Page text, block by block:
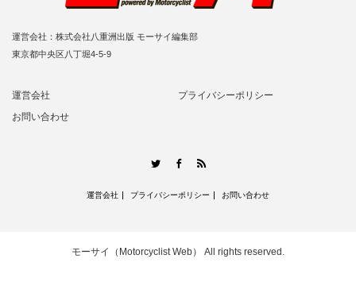
運営会社：株式会社八重洲出版 モーサイ編集部
東京都中央区八丁堀4-5-9
運営会社
プライバシーポリシー
お問い合わせ
TwitterFacebook
運営会社 プライバシーポリシー お問い合わせ
モーサイ（Motorcyclist Web） All rights reserved.